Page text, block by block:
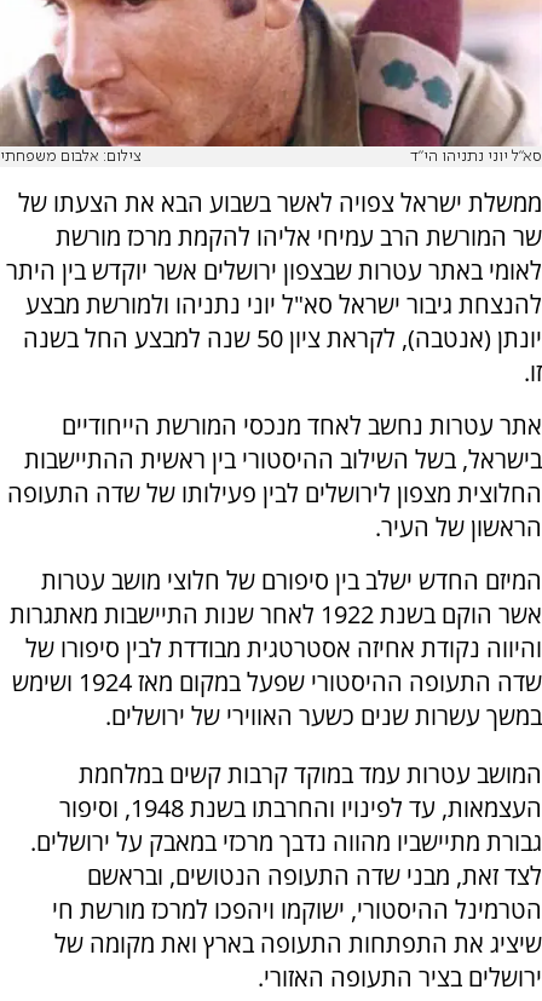
סא"ל יוני נתניהו הי"ד צילום: אלבום משפחתי
ממשלת ישראל צפויה לאשר בשבוע הבא את הצעתו של
שר המורשת הרב עמיחי אליהו להקמת מרכז מורשת
לאומי באתר עטרות שבצפון ירושלים אשר יוקדש בין היתר
להנצחת גיבור ישראל סא"ל יוני נתניהו ולמורשת מבצע
יונתן (אנטבה), לקראת ציון 50 שנה למבצע החל בשנה
זו.
אתר עטרות נחשב לאחד מנכסי המורשת הייחודיים
בישראל, בשל השילוב ההיסטורי בין ראשית ההתיישבות
החלוצית מצפון לירושלים לבין פעילותו של שדה התעופה
הראשון של העיר.
המיזם החדש ישלב בין סיפורם של חלוצי מושב עטרות
אשר הוקם בשנת 1922 לאחר שנות התיישבות מאתגרות
והיווה נקודת אחיזה אסטרטגית מבודדת לבין סיפורו של
שדה התעופה ההיסטורי שפעל במקום מאז 1924 ושימש
במשך עשרות שנים כשער האווירי של ירושלים.
המושב עטרות עמד במוקד קרבות קשים במלחמת
העצמאות, עד לפינויו והחרבתו בשנת 1948, וסיפור
גבורת מתיישביו מהווה נדבך מרכזי במאבק על ירושלים.
לצד זאת, מבני שדה התעופה הנטושים, ובראשם
הטרמינל ההיסטורי, ישוקמו ויהפכו למרכז מורשת חי
שיציג את התפתחות התעופה בארץ ואת מקומה של
ירושלים בציר התעופה האזורי.